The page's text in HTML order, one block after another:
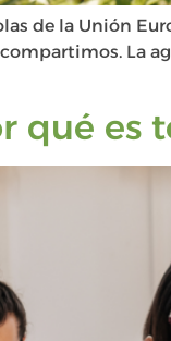
de la Unión
La
qué es